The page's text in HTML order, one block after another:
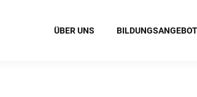
ÜBER UNS BILDUNGSANGEBOT